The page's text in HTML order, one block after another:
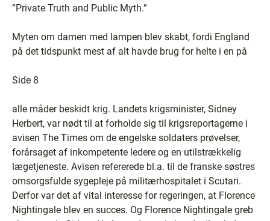
”Private Truth and Public Myth.”
Myten om damen med lampen blev skabt, fordi England
på det tidspunkt mest af alt havde brug for helte i en på
Side 8
alle måder beskidt krig. Landets krigsminister, Sidney
Herbert, var nødt til at forholde sig til krigsreportagerne i
avisen The Times om de engelske soldaters prøvelser,
forårsaget af inkompetente ledere og en utilstrækkelig
lægetjeneste. Avisen refererede bl.a. til de franske søstres
omsorgsfulde sygepleje på militærhospitalet i Scutari.
Derfor var det af vital interesse for regeringen, at Florence
Nightingale blev en succes. Og Florence Nightingale greb